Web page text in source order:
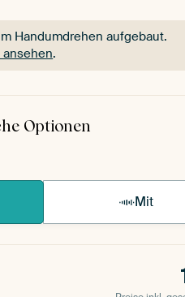
Handumdrehen aufgebaut.
.
Handumdrehen aufgebaut.
Optionen
Mit